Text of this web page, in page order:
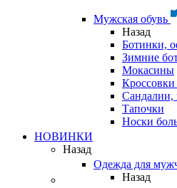
Мужская обувь
Назад
Ботинки,
Зимние
Мокасины
Сандалии,
Тапочки
Носки
НОВИНКИ
Назад
Одежда для
Назад